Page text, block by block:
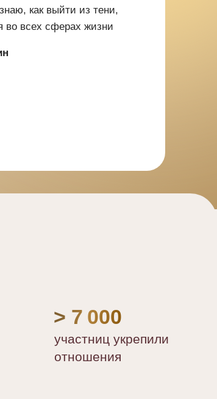
как выйти из тени,
во всех сферах жизни
> 7 000
участниц укрепили
отношения